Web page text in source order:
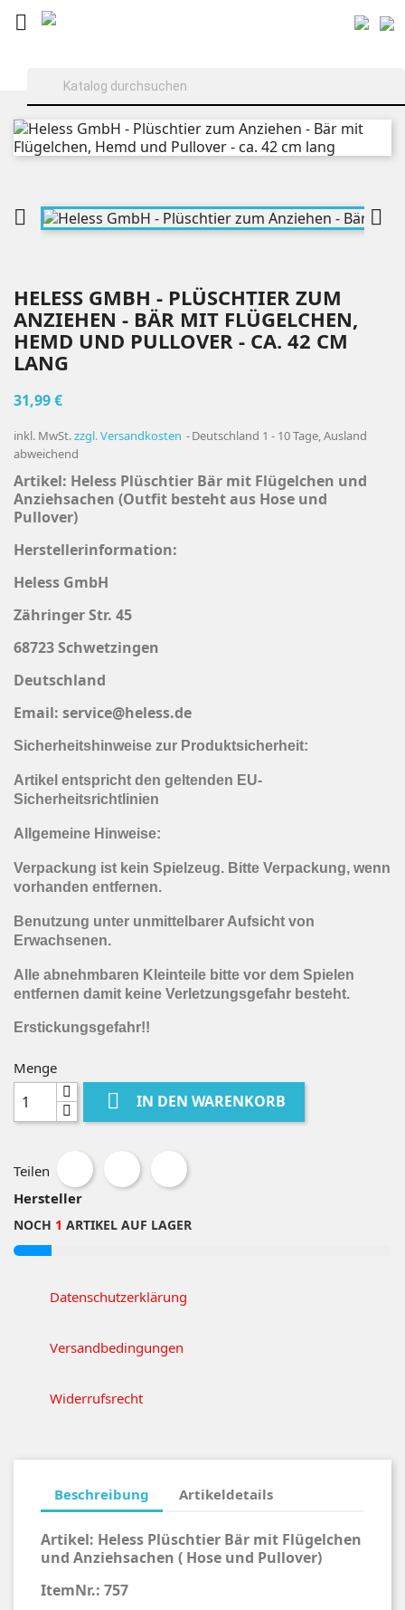

 
HELESS GMBH - PLÜSCHTIER ZUM
ANZIEHEN - BÄR MIT FLÜGELCHEN,
HEMD UND PULLOVER - CA. 42 CM
LANG
31,99 €
inkl. MwSt.zzgl. Versandkosten
Deutschland 1 - 10 Tage, Ausland
abweichend
Artikel: Heless Plüschtier Bär mit Flügelchen und
Anziehsachen (Outfit besteht aus Hose und
Pullover)
Herstellerinformation:
Heless GmbH
Zähringer Str. 45
68723 Schwetzingen
Deutschland
Email: service@heless.de
Sicherheitshinweise zur Produktsicherheit:
Artikel entspricht den geltenden EU-
Sicherheitsrichtlinien
Allgemeine Hinweise:
Verpackung ist kein Spielzeug. Bitte Verpackung, wenn
vorhanden entfernen.
Benutzung unter unmittelbarer Aufsicht von
Erwachsenen.
Alle abnehmbaren Kleinteile bitte vor dem Spielen
entfernen damit keine Verletzungsgefahr besteht.
Erstickungsgefahr!!
Menge
 IN DEN WARENKORB
Teilen
Hersteller
NOCH 1 ARTIKEL AUF LAGER
Datenschutzerklärung
Versandbedingungen
Widerrufsrecht
Beschreibung Artikeldetails
Artikel: Heless Plüschtier Bär mit Flügelchen
und Anziehsachen ( Hose und Pullover)
ItemNr.: 757